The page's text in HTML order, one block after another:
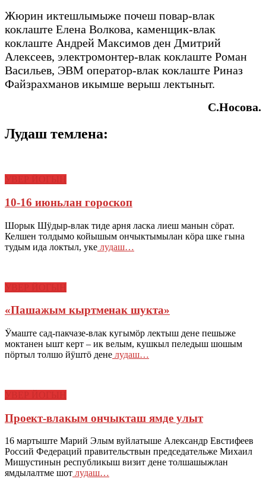
Жюрин иктешлымыже почеш повар-влак
коклаште Елена Волкова, каменщик-влак
коклаште Андрей Максимов ден Дмитрий
Алексеев, электромонтер-влак коклаште Роман
Васильев, ЭВМ оператор-влак коклаште Риназ
Файзрахманов икымше верыш лектыныт.
С.Носова.
Лудаш темлена:
10-16 июньлан гороскоп
Шорык Шӱдыр-влак тиде арня ласка лиеш манын сӧрат.
Келшен толдымо койышым ончыктымылан кӧра шке гына
тудым ида локтыл, уке лудаш…
«Пашажым кыртменак шукта»
Ӱмаште сад-пакчазе-влак кугымӧр лектыш дене пешыже
моктанен ышт керт – ик велым, кушкыл пеледыш шошым
пӧртыл толшо йӱштӧ дене лудаш…
Проект-влакым ончыкташ ямде улыт
16 мартыште Марий Элым вуйлатыше Александр Евстифеев
Россий Федераций правительствын председательже Михаил
Мишустинын республикыш визит дене толшашыжлан
ямдылалтме шот лудаш…